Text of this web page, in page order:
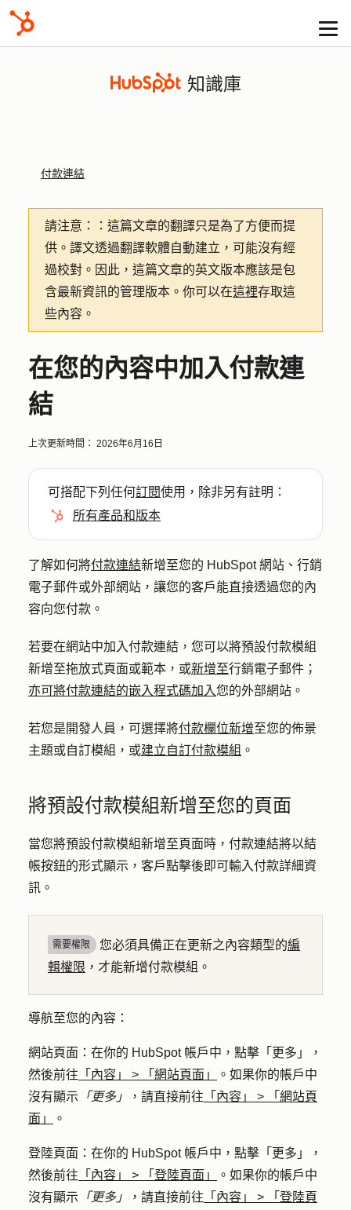
知識庫
付款連結
請注意：
：這篇文章的翻譯只是為了方便而提
供。譯文透過翻譯軟體自動建立，可能沒有經
過校對。因此，這篇文章的英文版本應該是包
含最新資訊的管理版本。你可以在這裡存取這
些內容。
在您的內容中加入付款連
結
上次更新時間： 2026年6月16日
可搭配下列任何訂閱使用，除非另有註明：
所有產品和版本
了解如何將付款連結新增至您的 HubSpot 網站、行銷
電子郵件或外部網站，讓您的客戶能直接透過您的內
容向您付款。
若要在網站中加入付款連結，您可以將預設付款模組
新增至拖放式頁面或範本，或新增至行銷電子郵件；
亦可將付款連結的嵌入程式碼加入您的外部網站。
若您是開發人員，可選擇將付款欄位新增至您的佈景
主題或自訂模組，或建立自訂付款模組 。
將預設付款模組新增至您的頁面
當您將預設付款模組新增至頁面時，付款連結將以結
帳按鈕的形式顯示，客戶點擊後即可輸入付款詳細資
訊。
需要權限 您必須具備正在更新之內容類型的編
輯權限 ，才能新增付款模組。
導航至您的內容：
網站頁面： 在你的 HubSpot 帳戶中，點擊 「更多」
，
然後前往 「內容」 > 「網站頁面」
。如果你的帳戶中
沒有顯示 「更多」 ，請直接前往 「內容」 >
「網站頁
面」
。
登陸頁面： 在你的 HubSpot 帳戶中，點擊 「更多」
，
然後前往 「內容」 > 「登陸頁面」
。如果你的帳戶中
沒有顯示 「更多」 ，請直接前往 「內容」 >
「登陸頁